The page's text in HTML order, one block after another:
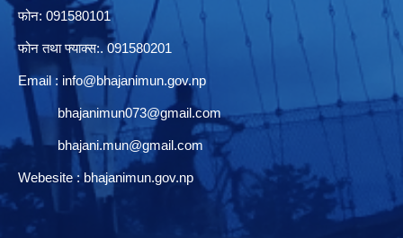
फोन: 091580101
फोन तथा फ्याक्स:. 091580201
Email : info@bhajanimun.gov.np
bhajanimun073@gmail.com
bhajani.mun@gmail.com
Webesite : bhajanimun.gov.np